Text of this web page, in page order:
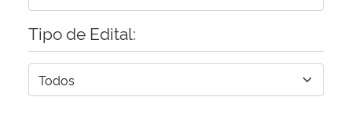
Tipo de Edital: